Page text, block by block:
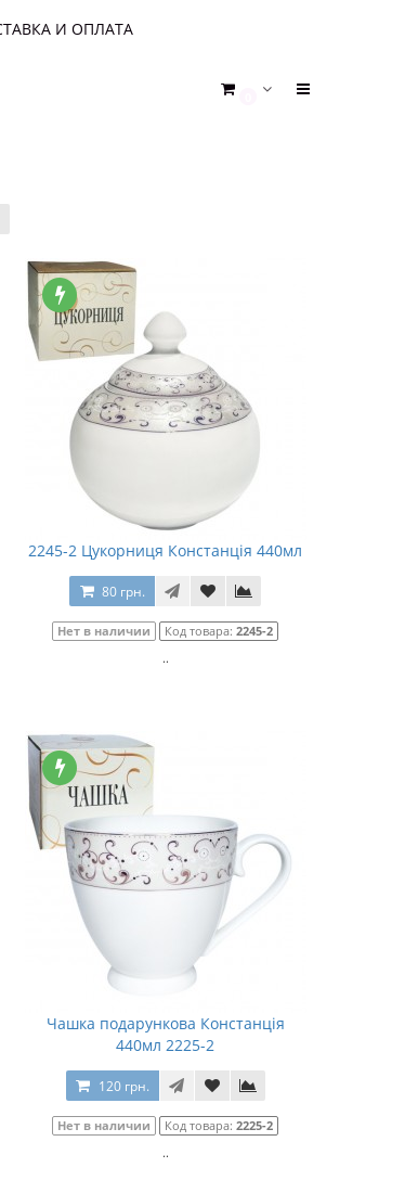
И ОПЛАТА
2245-2 Цукорниця Констанція 440мл
80 грн.
Нет в наличии Код товара:2245-2
..
Чашка подарункова Констанція
440мл 2225-2
120 грн.
Нет в наличии Код товара:2225-2
..